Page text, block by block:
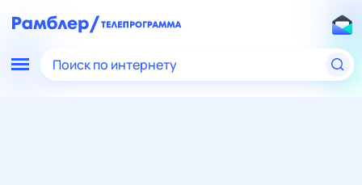
Поиск по интернету